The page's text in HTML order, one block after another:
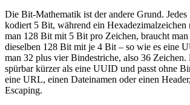
Die Bit-Mathematik ist der andere Grund. Jedes
kodiert 5 Bit, während ein Hexadezimalzeichen
man 128 Bit mit 5 Bit pro Zeichen, braucht man
dieselben 128 Bit mit je 4 Bit – so wie es eine
man 32 plus vier Bindestriche, also 36
spürbar kürzer als eine UUID und passt ohne
eine URL, einen Dateinamen oder einen
Escaping.